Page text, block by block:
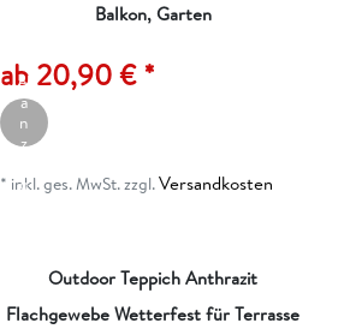
Balkon, Garten
ab 20,90 € *
ik
el
a
n
z
g
* inkl. ges. MwSt.zzgl.Versandkosten
Outdoor Teppich Anthrazit
Flachgewebe Wetterfest für Terrasse